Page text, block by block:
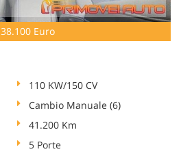
38.100 Euro
110 KW/150 CV
Cambio Manuale (6)
41.200 Km
5 Porte